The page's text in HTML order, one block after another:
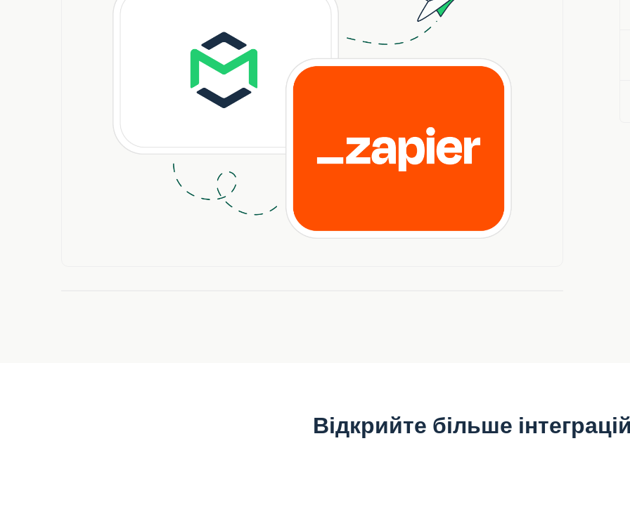
Відкрийте більше